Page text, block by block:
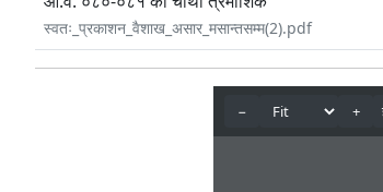
स्वतः_प्रकाशन_वैशाख_असार_मसान्तसम्म(2).pdf